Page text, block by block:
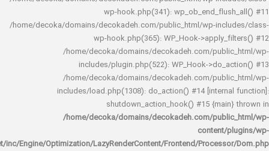
wp-hook.php(341):
/home/decoka/domains/decokadeh.com/public_html/wp-
wp-hook.php(365): WP_Hook-
/home/decoka/domains/decokadeh.com/
includes/plugin.php(522): WP_Hook-
/home/decoka/domains/decokadeh.com/
includes/load.php(1308): do_action() #14
shutdown_action_hook() #15
/home/decoka/domains/decokadeh.com/
rocket/inc/Engine/Optimization/LazyRenderContent/Frontend/